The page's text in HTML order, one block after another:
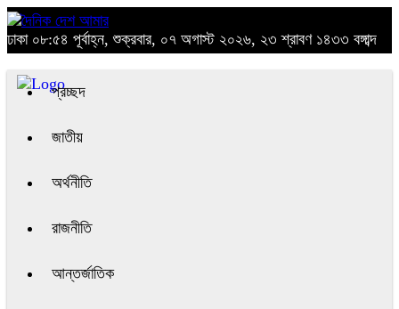
ঢাকা ০৮:৫৪ পূর্বাহ্ন, শুক্রবার, ০৭ অগাস্ট ২০২৬, ২৩ শ্রাবণ ১৪৩৩ বঙ্গাব্দ
প্রচ্ছদ
জাতীয়
অর্থনীতি
রাজনীতি
আন্তর্জাতিক